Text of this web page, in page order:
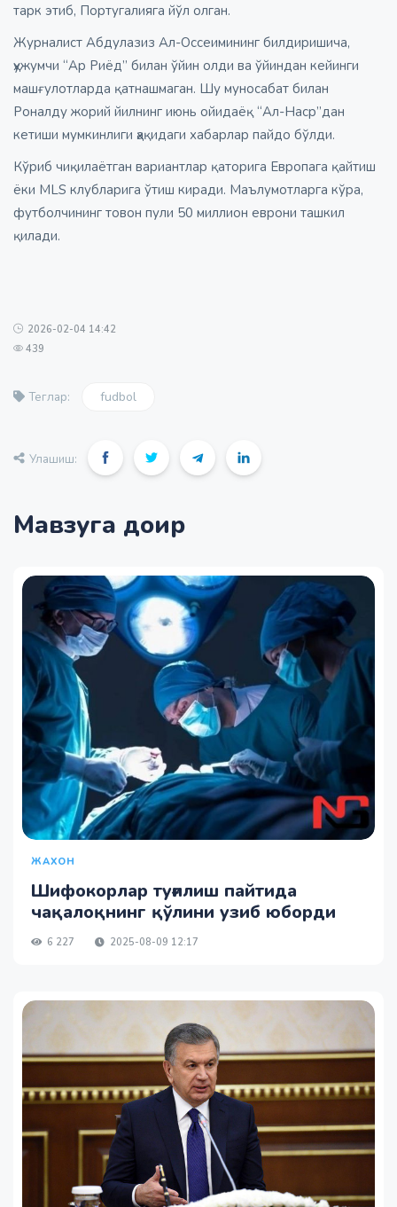
тарк этиб, Португалияга йўл олган.
Журналист Абдулазиз Ал-Оссеимининг билдиришича,
ҳужумчи “Ар Риёд” билан ўйин олди ва ўйиндан кейинги
машғулотларда қатнашмаган. Шу муносабат билан
Роналду жорий йилнинг июнь ойидаёқ “Ал-Наср”дан
кетиши мумкинлиги ҳақидаги хабарлар пайдо бўлди.
Кўриб чиқилаётган вариантлар қаторига Европага қайтиш
ёки MLS клубларига ўтиш киради. Маълумотларга кўра,
футболчининг товон пули 50 миллион еврони ташкил
қилади.
2026-02-04 14:42
439
Теглар: fudbol
Улашиш:
Мавзуга доир
ЖАХОН
Шифокорлар туғилиш пайтида
чақалоқнинг қўлини узиб юборди
6 227 2025-08-09 12:17